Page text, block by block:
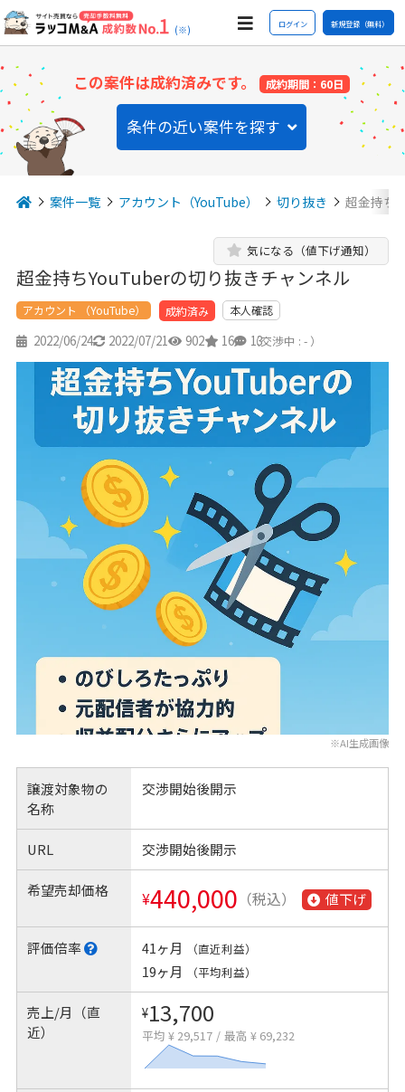
(※) ログイン 新規登録（無料）
この案件は成約済みです。 成約期間：60日
条件の近い案件を探す
案件一覧 アカウント（YouTube） 切り抜き 超金持ち
超金持ちYouTuberの切り抜きチャンネル
気になる（値下げ通知）
アカウント （YouTube） 成約済み 本人確認
2022/06/24 2022/07/21 902 16 13
（交渉中 : - ）
※AI生成画像
譲渡対象物の
名称
交渉開始後開示
URL 交渉開始後開示
希望売却価格 ¥440,000 （税込） 値下げ
評価倍率 41ヶ月 （直近利益）
19ヶ月 （平均利益）
売上/月（直
近）
¥13,700
平均 ¥ 29,517 / 最高 ¥ 69,232